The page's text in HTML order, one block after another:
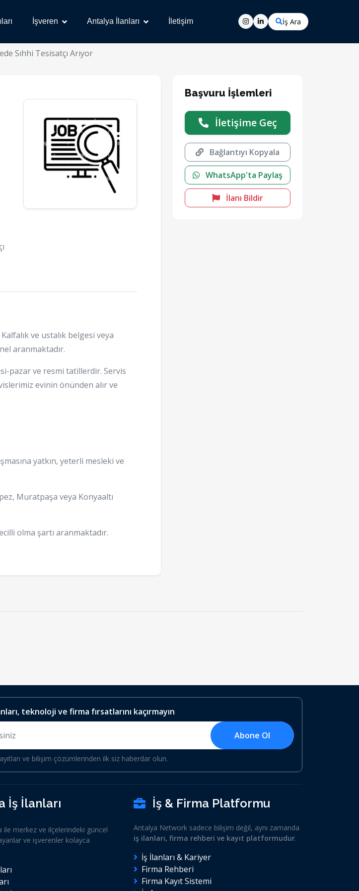
İşveren Antalya İlanları İletişim İş Ara
Sıhhi Tesisatçı Arıyor
ve ustalık belgesi veya
aranmaktadır.
pazar ve resmi tatillerdir. Servis
evinin önünden alır ve
yatkın, yeterli mesleki ve
Muratpaşa veya Konyaaltı
olma şartı aranmaktadır.
Başvuru İşlemleri
İletişime Geç
Bağlantıyı Kopyala
WhatsApp'ta Paylaş
İlanı Bildir
teknoloji ve firma fırsatlarını kaçırmayın
Abone Ol
ve bilişim çözümlerinden ilk siz haberdar olun.
İş İlanları
ile merkez ve ilçelerindeki güncel
ve işverenler kolayca
İş & Firma Platformu
Antalya Network sadece bilişim değil, aynı zamanda
iş ilanları, firma rehberi ve kayıt platformudur.
İş İlanları & Kariyer
Firma Rehberi
Firma Kayıt Sistemi